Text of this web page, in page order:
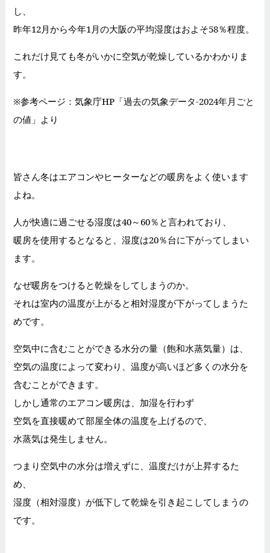
し、
昨年12月から今年1月の大阪の平均湿度はおよそ58％程度。
これだけ見ても冬がいかに空気が乾燥しているかわかりま
す。
※参考ページ：気象庁HP「過去の気象データ-2024年月ごと
の値 」より
皆さん冬はエアコンやヒーターなどの暖房をよく使います
よね。
人が快適に過ごせる湿度は40～60％と言われており、
暖房を使用するとなると、湿度は20％台に下がってしまい
ます。
なぜ暖房をつけると乾燥をしてしまうのか。
それは室内の温度が上がると相対湿度が下がってしまうた
めです。
空気中に含むことができる水分の量（飽和水蒸気量）は、
空気の温度によって変わり、温度が高いほど多くの水分を
含むことができます。
しかし通常のエアコン暖房は、加湿を行わず
空気を直接暖めて部屋全体の温度を上げるので、
水蒸気は発生しません。
つまり空気中の水分は増えずに、温度だけが上昇するた
め、
湿度（相対湿度）が低下して乾燥を引き起こしてしまうの
です。